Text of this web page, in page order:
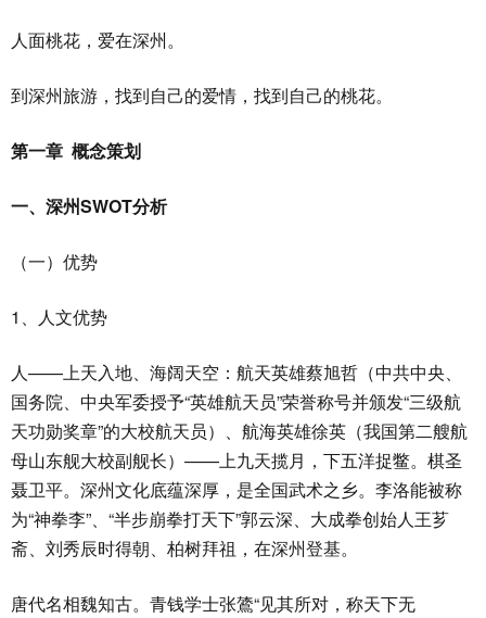
人面桃花，爱在深州。
到深州旅游，找到自己的爱情，找到自己的桃花。
第一章 概念策划
一、深州SWOT分析
（一）优势
1、人文优势
人——上天入地、海阔天空：航天英雄蔡旭哲（中共中央、
国务院、中央军委授予“英雄航天员”荣誉称号并颁发“三级航
天功勋奖章”的大校航天员）、航海英雄徐英（我国第二艘航
母山东舰大校副舰长）——上九天揽月，下五洋捉鳖。棋圣
聂卫平。深州文化底蕴深厚，是全国武术之乡。李洛能被称
为“神拳李”、“半步崩拳打天下”郭云深、大成拳创始人王芗
斋、刘秀辰时得朝、柏树拜祖，在深州登基。
唐代名相魏知古。青钱学士张鷟“见其所对，称天下无